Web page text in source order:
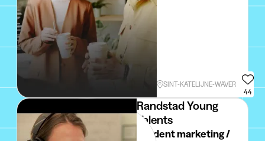
SINT-KATELIJNE-WAVER
44
Randstad Young
Talents
Student marketing /